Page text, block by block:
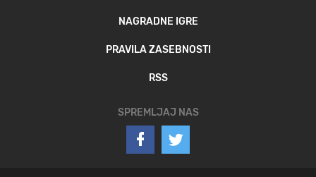
NAGRADNE IGRE
PRAVILA ZASEBNOSTI
RSS
SPREMLJAJ NAS